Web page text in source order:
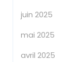
juin 2025
mai 2025
avril 2025